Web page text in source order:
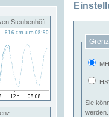
Steubenhöft
Sie